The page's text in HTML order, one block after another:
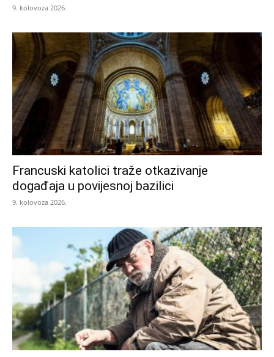
9. kolovoza 2026.
Francuski katolici traže otkazivanje
događaja u povijesnoj bazilici
9. kolovoza 2026.